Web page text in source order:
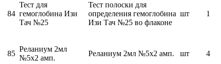
84
Тест для
гемоглобина Изи
Тач №25
Тест полоски для
определения гемоглобина
Изи Тач №25 во флаконе
шт 1
85
Реланиум 2мл
№5х2 амп.
Реланиум 2мл №5х2 амп. шт 4